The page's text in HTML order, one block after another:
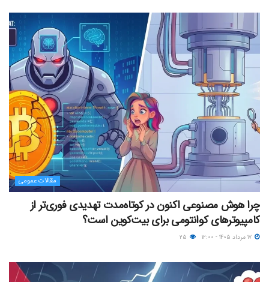
مقالات عمومی
چرا هوش مصنوعی اکنون در کوتاه‌مدت تهدیدی فوری‌تر از
کامپیوترهای کوانتومی برای بیت‌کوین است؟